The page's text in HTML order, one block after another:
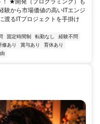
★開発（プログラミング）も
験から市場価値の高いITエンジ
渡るITプロジェクトを手掛け
固定時間制 転勤なし
経験不問
修あり 賞与あり
育休あり